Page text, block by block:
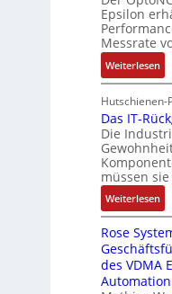
w
i
c
k
l
u
n
g
r
b
e
i
t
s
k
r
ä
f
t
e
p
a
n
d
i
e
r
t
a
n
g
i
m
s
c
h
i
n
e
n
-
u
n
t
e
r
i
e
l
o
s
e
M
u
l
i
t
u
Epsilon
Messrate
Weiterlesen:
V
e
r
b
e
s
s
e
r
t
e
L
a
Hutschienen-
Das IT-
Die
müssen
Weiterlesen:
D
a
s
I
T
Rose
des VDMA